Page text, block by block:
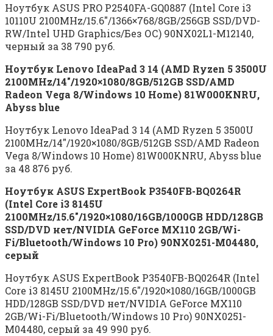
Ноутбук ASUS PRO P2540FA-GQ0887 (Intel Core i3
10110U 2100MHz/15.6″/1366×768/8GB/256GB SSD/DVD-
RW/Intel UHD Graphics/Без ОС) 90NX02L1-M12140,
черный за 38 790 руб.
Ноутбук Lenovo IdeaPad 3 14 (AMD Ryzen 5 3500U
2100MHz/14″/1920×1080/8GB/512GB SSD/AMD
Radeon Vega 8/Windows 10 Home) 81W000KNRU,
Abyss blue
Ноутбук Lenovo IdeaPad 3 14 (AMD Ryzen 5 3500U
2100MHz/14″/1920×1080/8GB/512GB SSD/AMD Radeon
Vega 8/Windows 10 Home) 81W000KNRU, Abyss blue
за 48 876 руб.
Ноутбук ASUS ExpertBook P3540FB-BQ0264R
(Intel Core i3 8145U
2100MHz/15.6″/1920×1080/16GB/1000GB HDD/128GB
SSD/DVD нет/NVIDIA GeForce MX110 2GB/Wi-
Fi/Bluetooth/Windows 10 Pro) 90NX0251-M04480,
серый
Ноутбук ASUS ExpertBook P3540FB-BQ0264R (Intel
Core i3 8145U 2100MHz/15.6″/1920×1080/16GB/1000GB
HDD/128GB SSD/DVD нет/NVIDIA GeForce MX110
2GB/Wi-Fi/Bluetooth/Windows 10 Pro) 90NX0251-
M04480, серый за 49 990 руб.